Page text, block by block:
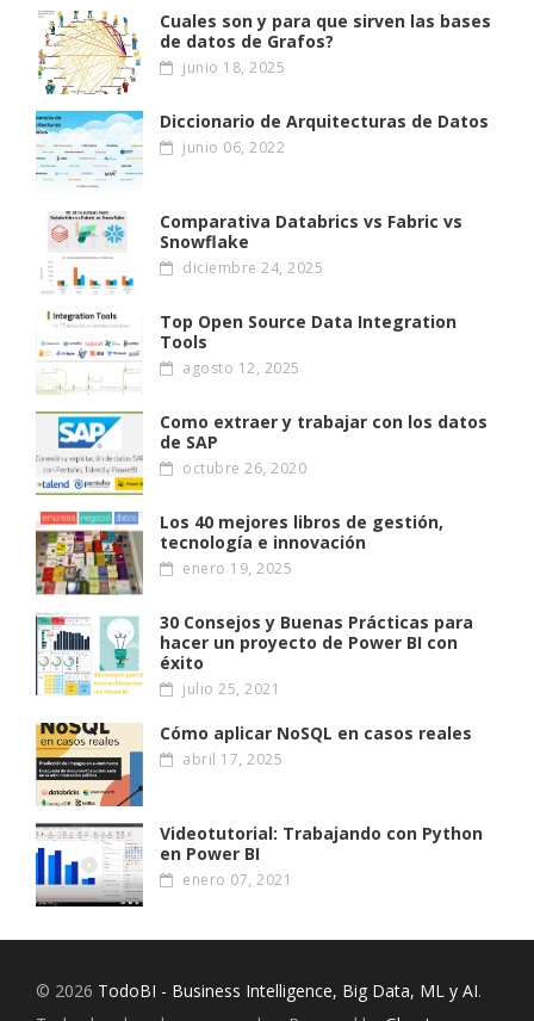
Cuales son y para que sirven las bases
de datos de Grafos?
junio 18, 2025
Diccionario de Arquitecturas de Datos
junio 06, 2022
Comparativa Databrics vs Fabric vs
Snowflake
diciembre 24, 2025
Top Open Source Data Integration
Tools
agosto 12, 2025
Como extraer y trabajar con los datos
de SAP
octubre 26, 2020
Los 40 mejores libros de gestión,
tecnología e innovación
enero 19, 2025
30 Consejos y Buenas Prácticas para
hacer un proyecto de Power BI con
éxito
julio 25, 2021
Cómo aplicar NoSQL en casos reales
abril 17, 2025
Videotutorial: Trabajando con Python
en Power BI
enero 07, 2021
© 2026 TodoBI - Business Intelligence, Big Data, ML y AI.